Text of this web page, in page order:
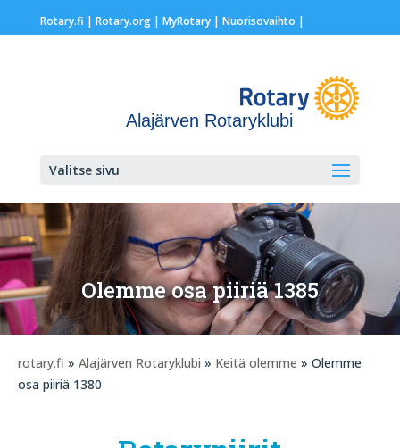
Rotary.fi | Rotary.org| MyRotary | Nuorisovaihto |
Alajärven Rotaryklubi
Valitse sivu
Olemme osa piiriä 1385
rotary.fi » Alajärven Rotaryklubi » Keitä olemme » Olemme
osa piiriä 1380